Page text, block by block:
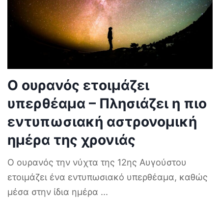
Ο ουρανός ετοιμάζει
υπερθέαμα – Πλησιάζει η πιο
εντυπωσιακή αστρονομική
ημέρα της χρονιάς
Ο ουρανός την νύχτα της 12ης Αυγούστου
ετοιμάζει ένα εντυπωσιακό υπερθέαμα, καθώς
μέσα στην ίδια ημέρα ...